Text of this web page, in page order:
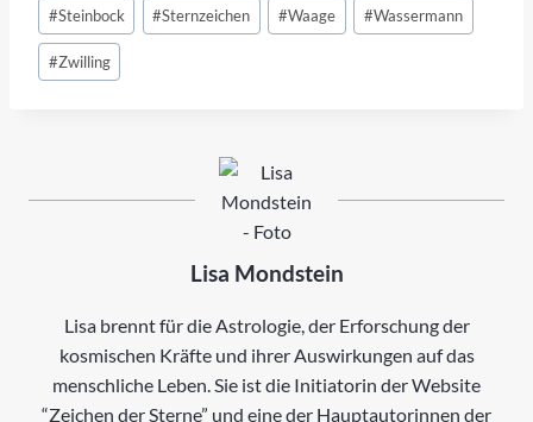
#Steinbock #Sternzeichen #Waage #Wassermann
#Zwilling
Lisa Mondstein
Lisa brennt für die Astrologie, der Erforschung der
kosmischen Kräfte und ihrer Auswirkungen auf das
menschliche Leben. Sie ist die Initiatorin der Website
“Zeichen der Sterne” und eine der Hauptautorinnen der